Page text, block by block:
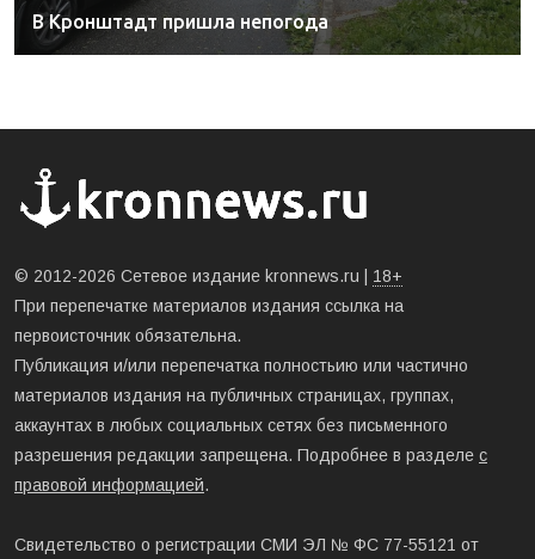
В Кронштадт пришла непогода
© 2012-2026 Сетевое издание kronnews.ru | 18+
При перепечатке материалов издания ссылка на
первоисточник обязательна.
Публикация и/или перепечатка полностьию или частично
материалов издания на публичных страницах, группах,
аккаунтах в любых социальных сетях без письменного
разрешения редакции запрещена. Подробнее в разделе с
правовой информацией.
Свидетельство о регистрации СМИ ЭЛ № ФС 77-55121 от